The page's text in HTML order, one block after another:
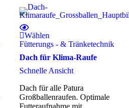
Wählen
Fütterungs - & Tränketechnik
Dach für Klima-Raufe
Schnelle Ansicht
Dach für alle Patura
Großballenraufen. Optimale
Futteraufnahme mit